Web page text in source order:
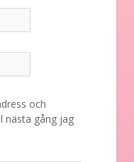
och
nästa gång jag